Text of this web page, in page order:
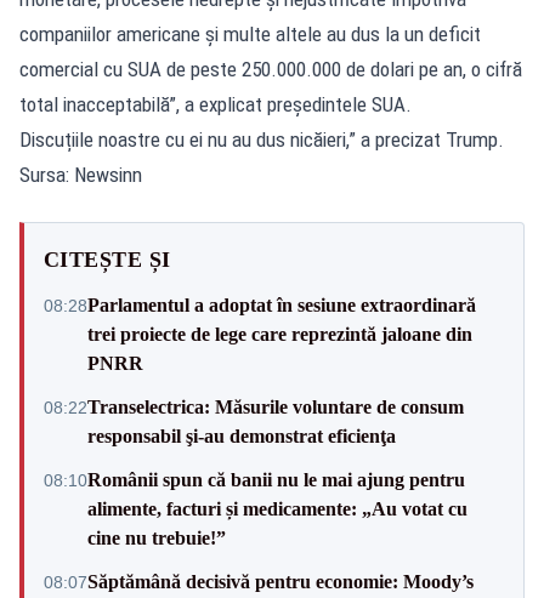
companiilor americane și multe altele au dus la un deficit
comercial cu SUA de peste 250.000.000 de dolari pe an, o cifră
total inacceptabilă”, a explicat președintele SUA.
Discuțiile noastre cu ei nu au dus nicăieri,” a precizat Trump.
Sursa: Newsinn
CITEȘTE ȘI
08:28Parlamentul a adoptat în sesiune extraordinară
trei proiecte de lege care reprezintă jaloane din
PNRR
08:22Transelectrica: Măsurile voluntare de consum
responsabil şi-au demonstrat eficienţa
08:10Românii spun că banii nu le mai ajung pentru
alimente, facturi și medicamente: „Au votat cu
cine nu trebuie!”
08:07Săptămână decisivă pentru economie: Moody’s